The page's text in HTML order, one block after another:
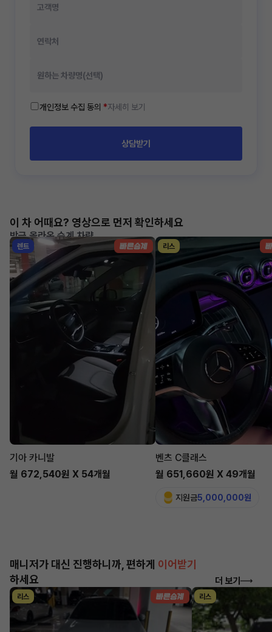
개인정보 수집 동의 *자세히 보기
상담받기
이 차 어때요? 영상으로 먼저 확인하세요
방금 올라온 승계 차량
렌트
기아 카니발
월 672,540원 X 54개월
리스
벤츠 C클래스
월 651,660원 X 49개월
지원금5,000,000원
매니저가 대신 진행하니까, 편하게 이어받기
하세요
더 보기
리스 리스